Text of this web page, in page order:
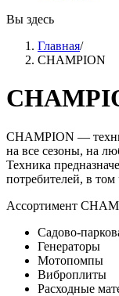
Вы здесь
Главная/
CHAMPION
CHAMPION —
на все сезоны, на
Техника
потребителей, в
Ассортимент
Садово-
Генераторы
Мотопомпы
Виброплиты
Расходные